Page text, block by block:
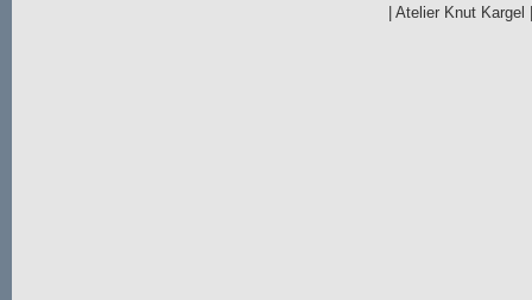
|Atelier Knut Kargel